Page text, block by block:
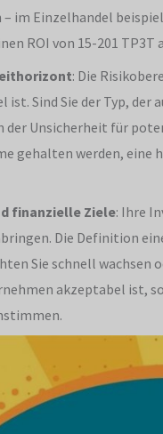
im Einzelhandel
ROI von 15-201 TP3T
: Die
ist. Sind Sie der Typ,
der Unsicherheit für
gehalten werden,
finanzielle Ziele: Ihre
Die Definition
Sie schnell wachsen
akzeptabel ist,